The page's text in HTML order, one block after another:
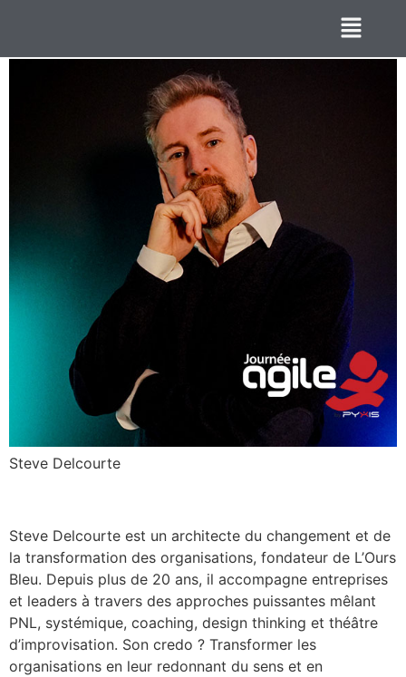
Steve Delcourte
Steve Delcourte est un architecte du changement et de
la transformation des organisations, fondateur de L’Ours
Bleu. Depuis plus de 20 ans, il accompagne entreprises
et leaders à travers des approches puissantes mêlant
PNL, systémique, coaching, design thinking et théâtre
d’improvisation. Son credo ? Transformer les
organisations en leur redonnant du sens et en